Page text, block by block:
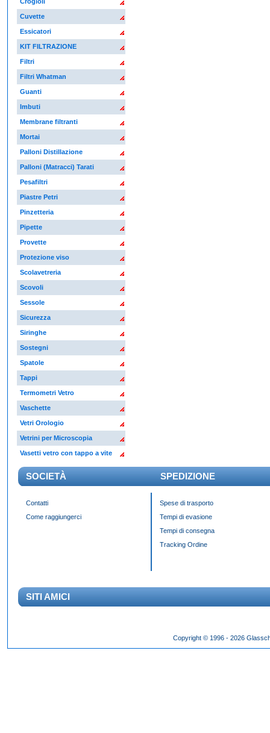
Cuvette
Essicatori
KIT FILTRAZIONE
Filtri
Filtri Whatman
Guanti
Imbuti
Membrane filtranti
Mortai
Palloni Distillazione
Palloni (Matracci) Tarati
Pesafiltri
Piastre Petri
Pinzetteria
Pipette
Provette
Protezione viso
Scolavetreria
Scovoli
Sessole
Sicurezza
Siringhe
Sostegni
Spatole
Tappi
Termometri Vetro
Vaschette
Vetri Orologio
Vetrini per Microscopia
Vasetti vetro con tappo a vite
SOCIETÀ SPEDIZIONE
Contatti
Come raggiungerci
Spese di trasporto
Tempi di evasione
Tempi di consegna
Tracking Ordine
SITI AMICI
dessen klassisches Erscheinungsbild über
Copyright © 1996 - 2026